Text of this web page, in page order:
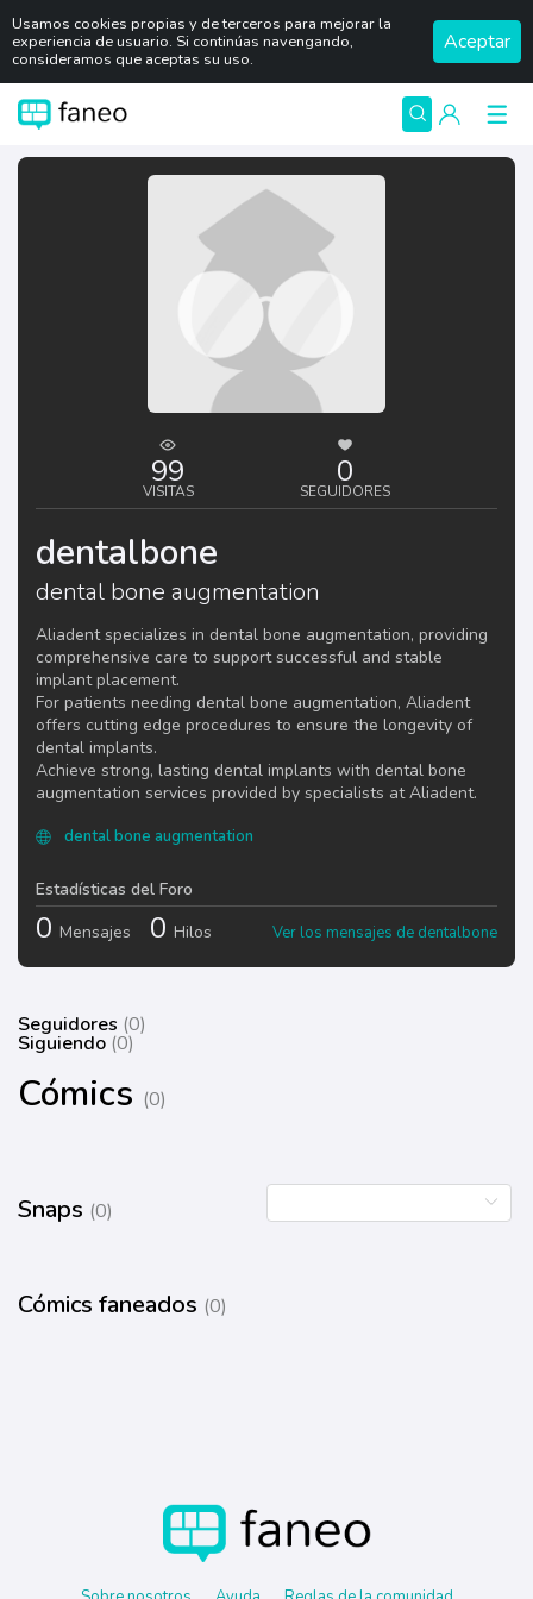
Usamos cookies propias y de terceros para mejorar la
experiencia de usuario. Si continúas navengando,
consideramos que aceptas su uso.
Aceptar
99
VISITAS
0
SEGUIDORES
dentalbone
dental bone augmentation
Aliadent specializes in dental bone augmentation, providing
comprehensive care to support successful and stable
implant placement.
For patients needing dental bone augmentation, Aliadent
offers cutting edge procedures to ensure the longevity of
dental implants.
Achieve strong, lasting dental implants with dental bone
augmentation services provided by specialists at Aliadent.
dental bone augmentation
Estadísticas del Foro
0 Mensajes 0 Hilos Ver los mensajes de dentalbone
Seguidores (0)
Siguiendo (0)
Cómics (0)
Snaps (0)
Cómics faneados (0)